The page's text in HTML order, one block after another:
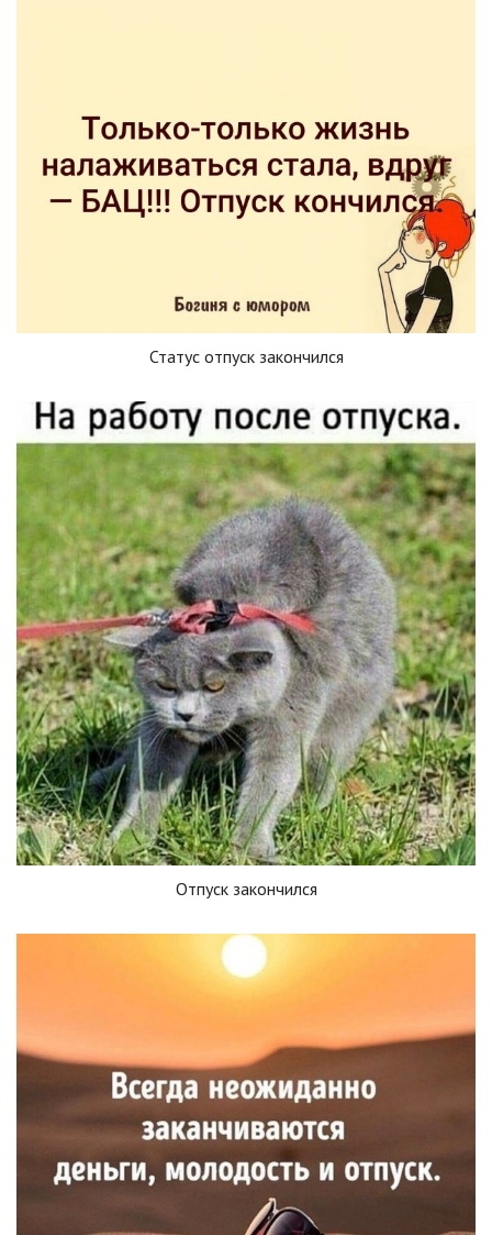
Статус отпуск закончился
Отпуск закончился